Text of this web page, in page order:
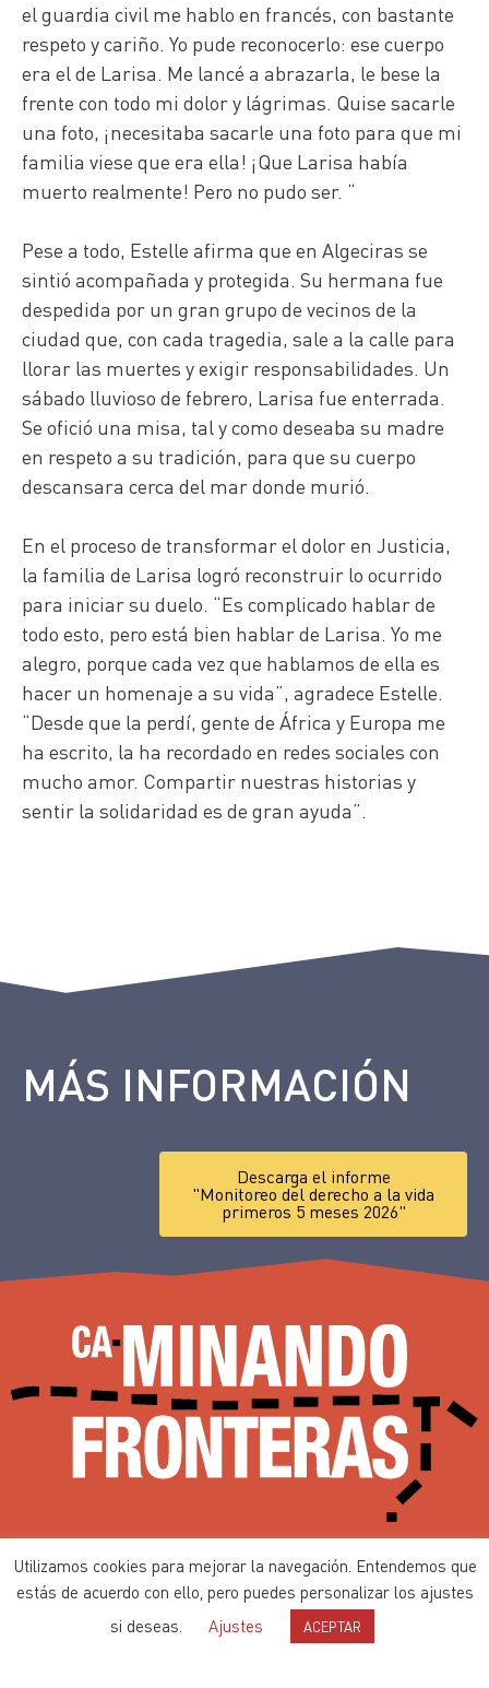
el guardia civil me hablo en francés, con bastante
respeto y cariño. Yo pude reconocerlo: ese cuerpo
era el de Larisa. Me lancé a abrazarla, le bese la
frente con todo mi dolor y lágrimas. Quise sacarle
una foto, ¡necesitaba sacarle una foto para que mi
familia viese que era ella! ¡Que Larisa había
muerto realmente! Pero no pudo ser. “
Pese a todo, Estelle afirma que en Algeciras se
sintió acompañada y protegida. Su hermana fue
despedida por un gran grupo de vecinos de la
ciudad que, con cada tragedia, sale a la calle para
llorar las muertes y exigir responsabilidades. Un
sábado lluvioso de febrero, Larisa fue enterrada.
Se ofició una misa, tal y como deseaba su madre
en respeto a su tradición, para que su cuerpo
descansara cerca del mar donde murió.
En el proceso de transformar el dolor en Justicia,
la familia de Larisa logró reconstruir lo ocurrido
para iniciar su duelo. “Es complicado hablar de
todo esto, pero está bien hablar de Larisa. Yo me
alegro, porque cada vez que hablamos de ella es
hacer un homenaje a su vida”, agradece Estelle.
“Desde que la perdí, gente de África y Europa me
ha escrito, la ha recordado en redes sociales con
mucho amor. Compartir nuestras historias y
sentir la solidaridad es de gran ayuda”.
MÁS INFORMACIÓN
Descarga el informe
"Monitoreo del derecho a la vida
primeros 5 meses 2026"
Ca-minando Fronteras desde 2002
Contenidos bajoLicencia de Producción de Pares
Utilizamos cookies para mejorar la navegación. Entendemos que
estás de acuerdo con ello, pero puedes personalizar los ajustes
si deseas.
Ajustes ACEPTAR